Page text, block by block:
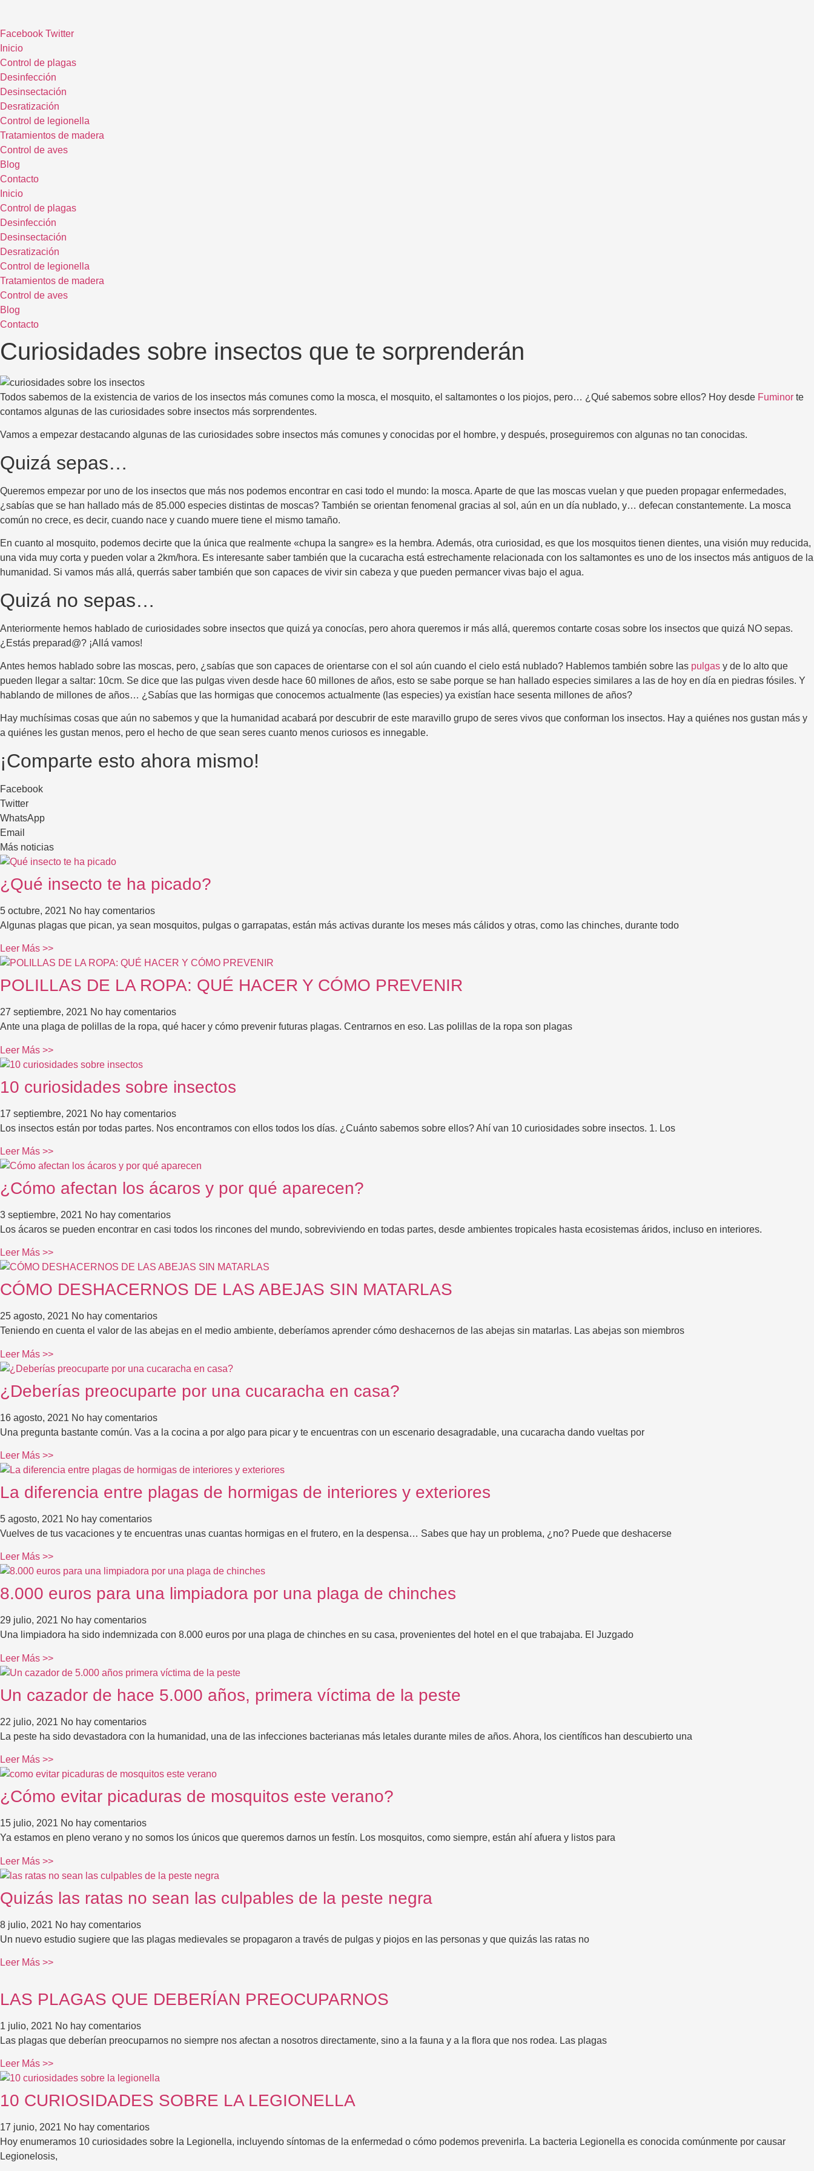
al
contenido
Facebook Twitter
Inicio
Control de plagas
Desinfección
Desinsectación
Desratización
Control de legionella
Tratamientos de madera
Control de aves
Blog
Contacto
Inicio
Control de plagas
Desinfección
Desinsectación
Desratización
Control de legionella
Tratamientos de madera
Control de aves
Blog
Contacto
Curiosidades sobre insectos que te sorprenderán
Todos sabemos de la existencia de varios de los insectos más comunes como la mosca, el mosquito, el saltamontes o los piojos, pero… ¿Qué sabemos sobre ellos? Hoy desde Fuminor te
contamos algunas de las curiosidades sobre insectos más sorprendentes.
Vamos a empezar destacando algunas de las curiosidades sobre insectos más comunes y conocidas por el hombre, y después, proseguiremos con algunas no tan conocidas.
Quizá sepas…
Queremos empezar por uno de los insectos que más nos podemos encontrar en casi todo el mundo: la mosca. Aparte de que las moscas vuelan y que pueden propagar enfermedades,
¿sabías que se han hallado más de 85.000 especies distintas de moscas? También se orientan fenomenal gracias al sol, aún en un día nublado, y… defecan constantemente. La mosca
común no crece, es decir, cuando nace y cuando muere tiene el mismo tamaño.
En cuanto al mosquito, podemos decirte que la única que realmente «chupa la sangre» es la hembra. Además, otra curiosidad, es que los mosquitos tienen dientes, una visión muy reducida,
una vida muy corta y pueden volar a 2km/hora. Es interesante saber también que la cucaracha está estrechamente relacionada con los saltamontes es uno de los insectos más antiguos de la
humanidad. Si vamos más allá, querrás saber también que son capaces de vivir sin cabeza y que pueden permancer vivas bajo el agua.
Quizá no sepas…
Anteriormente hemos hablado de curiosidades sobre insectos que quizá ya conocías, pero ahora queremos ir más allá, queremos contarte cosas sobre los insectos que quizá NO sepas.
¿Estás preparad@? ¡Allá vamos!
Antes hemos hablado sobre las moscas, pero, ¿sabías que son capaces de orientarse con el sol aún cuando el cielo está nublado? Hablemos también sobre las pulgas y de lo alto que
pueden llegar a saltar: 10cm. Se dice que las pulgas viven desde hace 60 millones de años, esto se sabe porque se han hallado especies similares a las de hoy en día en piedras fósiles. Y
hablando de millones de años… ¿Sabías que las hormigas que conocemos actualmente (las especies) ya existían hace sesenta millones de años?
Hay muchísimas cosas que aún no sabemos y que la humanidad acabará por descubrir de este maravillo grupo de seres vivos que conforman los insectos. Hay a quiénes nos gustan más y
a quiénes les gustan menos, pero el hecho de que sean seres cuanto menos curiosos es innegable.
¡Comparte esto ahora mismo!
Facebook
Twitter
WhatsApp
Email
Más noticias
¿Qué insecto te ha picado?
5 octubre, 2021 No hay comentarios
Algunas plagas que pican, ya sean mosquitos, pulgas o garrapatas, están más activas durante los meses más cálidos y otras, como las chinches, durante todo
Leer Más >>
POLILLAS DE LA ROPA: QUÉ HACER Y CÓMO PREVENIR
27 septiembre, 2021 No hay comentarios
Ante una plaga de polillas de la ropa, qué hacer y cómo prevenir futuras plagas. Centrarnos en eso. Las polillas de la ropa son plagas
Leer Más >>
10 curiosidades sobre insectos
17 septiembre, 2021 No hay comentarios
Los insectos están por todas partes. Nos encontramos con ellos todos los días. ¿Cuánto sabemos sobre ellos? Ahí van 10 curiosidades sobre insectos. 1. Los
Leer Más >>
¿Cómo afectan los ácaros y por qué aparecen?
3 septiembre, 2021 No hay comentarios
Los ácaros se pueden encontrar en casi todos los rincones del mundo, sobreviviendo en todas partes, desde ambientes tropicales hasta ecosistemas áridos, incluso en interiores.
Leer Más >>
CÓMO DESHACERNOS DE LAS ABEJAS SIN MATARLAS
25 agosto, 2021 No hay comentarios
Teniendo en cuenta el valor de las abejas en el medio ambiente, deberíamos aprender cómo deshacernos de las abejas sin matarlas. Las abejas son miembros
Leer Más >>
¿Deberías preocuparte por una cucaracha en casa?
16 agosto, 2021 No hay comentarios
Una pregunta bastante común. Vas a la cocina a por algo para picar y te encuentras con un escenario desagradable, una cucaracha dando vueltas por
Leer Más >>
La diferencia entre plagas de hormigas de interiores y exteriores
5 agosto, 2021 No hay comentarios
Vuelves de tus vacaciones y te encuentras unas cuantas hormigas en el frutero, en la despensa… Sabes que hay un problema, ¿no? Puede que deshacerse
Leer Más >>
8.000 euros para una limpiadora por una plaga de chinches
29 julio, 2021 No hay comentarios
Una limpiadora ha sido indemnizada con 8.000 euros por una plaga de chinches en su casa, provenientes del hotel en el que trabajaba. El Juzgado
Leer Más >>
Un cazador de hace 5.000 años, primera víctima de la peste
22 julio, 2021 No hay comentarios
La peste ha sido devastadora con la humanidad, una de las infecciones bacterianas más letales durante miles de años. Ahora, los científicos han descubierto una
Leer Más >>
¿Cómo evitar picaduras de mosquitos este verano?
15 julio, 2021 No hay comentarios
Ya estamos en pleno verano y no somos los únicos que queremos darnos un festín. Los mosquitos, como siempre, están ahí afuera y listos para
Leer Más >>
Quizás las ratas no sean las culpables de la peste negra
8 julio, 2021 No hay comentarios
Un nuevo estudio sugiere que las plagas medievales se propagaron a través de pulgas y piojos en las personas y que quizás las ratas no
Leer Más >>
LAS PLAGAS QUE DEBERÍAN PREOCUPARNOS
1 julio, 2021 No hay comentarios
Las plagas que deberían preocuparnos no siempre nos afectan a nosotros directamente, sino a la fauna y a la flora que nos rodea. Las plagas
Leer Más >>
10 CURIOSIDADES SOBRE LA LEGIONELLA
17 junio, 2021 No hay comentarios
Hoy enumeramos 10 curiosidades sobre la Legionella, incluyendo síntomas de la enfermedad o cómo podemos prevenirla. La bacteria Legionella es conocida comúnmente por causar
Legionelosis,